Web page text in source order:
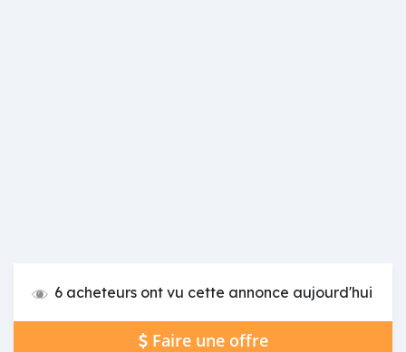
6 acheteurs ont vu cette annonce aujourd'hui
Faire une offre